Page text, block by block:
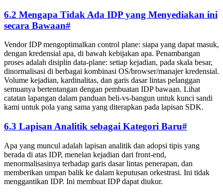
6.2 Mengapa Tidak Ada IDP yang Menyediakan ini
secara Bawaan#
Vendor IDP mengoptimalkan control plane: siapa yang dapat masuk,
dengan kredensial apa, di bawah kebijakan apa. Penambangan
proses adalah disiplin data-plane: setiap kejadian, pada skala besar,
dinormalisasi di berbagai kombinasi OS/browser/manajer kredensial.
Volume kejadian, kardinalitas, dan garis dasar lintas pelanggan
semuanya bertentangan dengan pembuatan IDP bawaan. Lihat
catatan lapangan dalam panduan beli-vs-bangun untuk kunci sandi
kami untuk pola yang sama yang diterapkan pada lapisan SDK.
6.3 Lapisan Analitik sebagai Kategori Baru#
Apa yang muncul adalah lapisan analitik dan adopsi tipis yang
berada di atas IDP, menelan kejadian dari front-end,
menormalisasinya terhadap garis dasar lintas penerapan, dan
memberikan umpan balik ke dalam keputusan orkestrasi. Ini tidak
menggantikan IDP. Ini membuat IDP dapat diukur.